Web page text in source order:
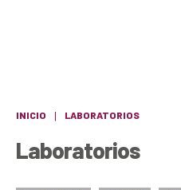
INICIO LABORATORIOS
Laboratorios